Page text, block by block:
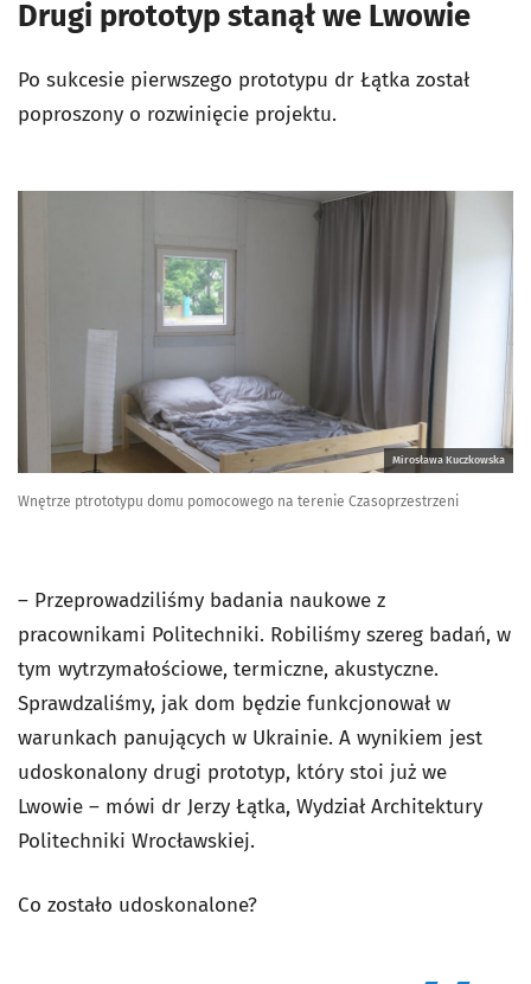
Drugi prototyp stanął we Lwowie
Po sukcesie pierwszego prototypu dr Łątka został
poproszony o rozwinięcie projektu.
Mirosława Kuczkowska
Wnętrze ptrototypu domu pomocowego na terenie Czasoprzestrzeni
– Przeprowadziliśmy badania naukowe z
pracownikami Politechniki. Robiliśmy szereg badań, w
tym wytrzymałościowe, termiczne, akustyczne.
Sprawdzaliśmy, jak dom będzie funkcjonował w
warunkach panujących w Ukrainie. A wynikiem jest
udoskonalony drugi prototyp, który stoi już we
Lwowie – mówi dr Jerzy Łątka, Wydział Architektury
Politechniki Wrocławskiej.
Co zostało udoskonalone?